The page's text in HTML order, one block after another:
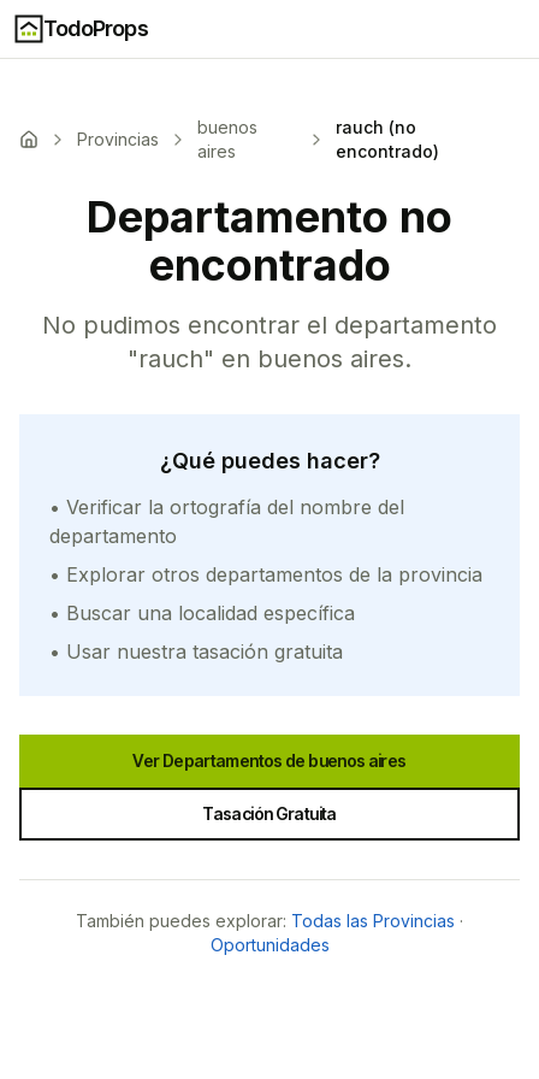
TodoProps
Provincias
buenos
aires
rauch (no
encontrado)
Departamento no
encontrado
No pudimos encontrar el departamento
"rauch" en buenos aires.
¿Qué puedes hacer?
• Verificar la ortografía del nombre del
departamento
• Explorar otros departamentos de la provincia
• Buscar una localidad específica
• Usar nuestra tasación gratuita
Ver Departamentos de buenos aires
Tasación Gratuita
También puedes explorar: Todas las Provincias ·
Oportunidades